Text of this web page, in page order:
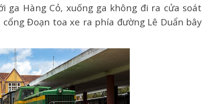
ga Hàng Cỏ, xuống ga không đi ra cửa soát
Đoạn toa xe ra phía đường Lê Duẩn bây